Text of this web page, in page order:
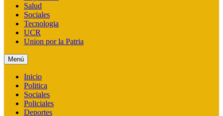
Salud
Sociales
Tecnologia
UCR
Union por la Patria
Menú
Inicio
Politica
Sociales
Policiales
Deportes